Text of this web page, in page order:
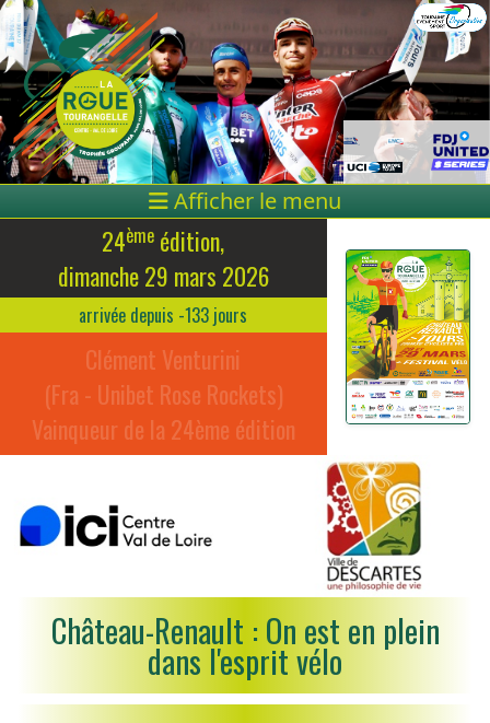
Afficher le menu
24ème édition,
dimanche 29 mars 2026
arrivée depuis -133 jours
Clément Venturini
(Fra - Unibet Rose Rockets)
Vainqueur de la 24ème édition
Château-Renault : On est en plein
dans l'esprit vélo